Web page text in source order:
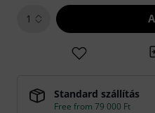
1
Standard szállítás
Free from 79 000 Ft